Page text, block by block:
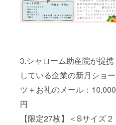
3.シャローム助産院が提携
している企業の新月ショー
ツ＋お礼のメール：10,000
円
【限定27枚】＜Sサイズ２